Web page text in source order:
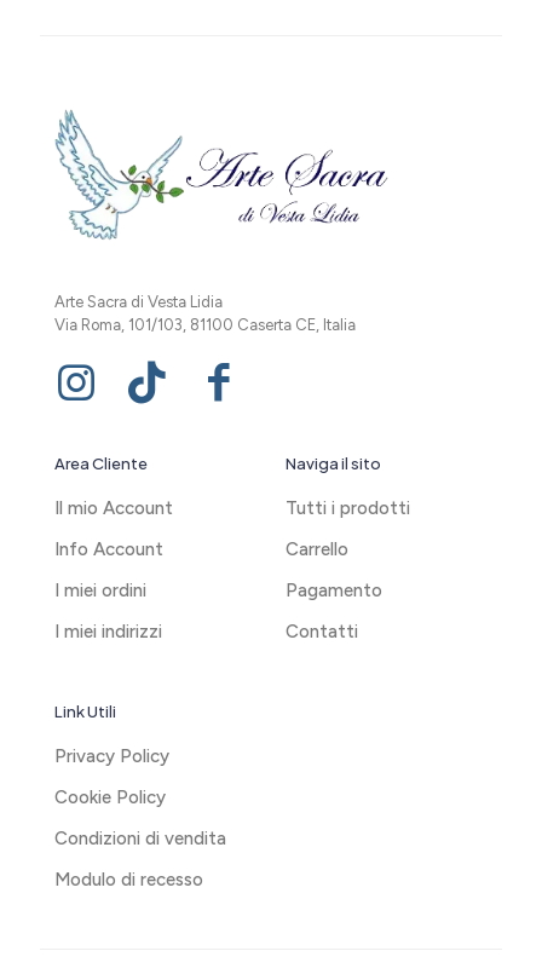
Arte Sacra di Vesta Lidia
Via Roma, 101/103, 81100 Caserta CE, Italia
Area Cliente
Il mio Account
Info Account
I miei ordini
I miei indirizzi
Naviga il sito
Tutti i prodotti
Carrello
Pagamento
Contatti
Link Utili
Privacy Policy
Cookie Policy
Condizioni di vendita
Modulo di recesso